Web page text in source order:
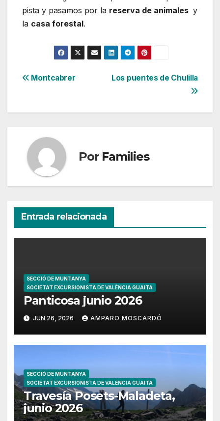
pista y pasamos por la reserva de animales y
la casa forestal.
Navegación
Los puentes de Chulilla
Montcabrer
Por Families
Entrada relacionada
SECCIÓ DE MUNTANYA
SOCIETAT EXCURSIONISTA DE VALÈNCIA GUAITA
Panticosa junio 2026
JUN 26, 2026 AMPARO MOSCARDÓ
SECCIÓ DE MUNTANYA
SOCIETAT EXCURSIONISTA DE VALÈNCIA GUAITA
Travesía Posets-Maladeta,
junio 2026